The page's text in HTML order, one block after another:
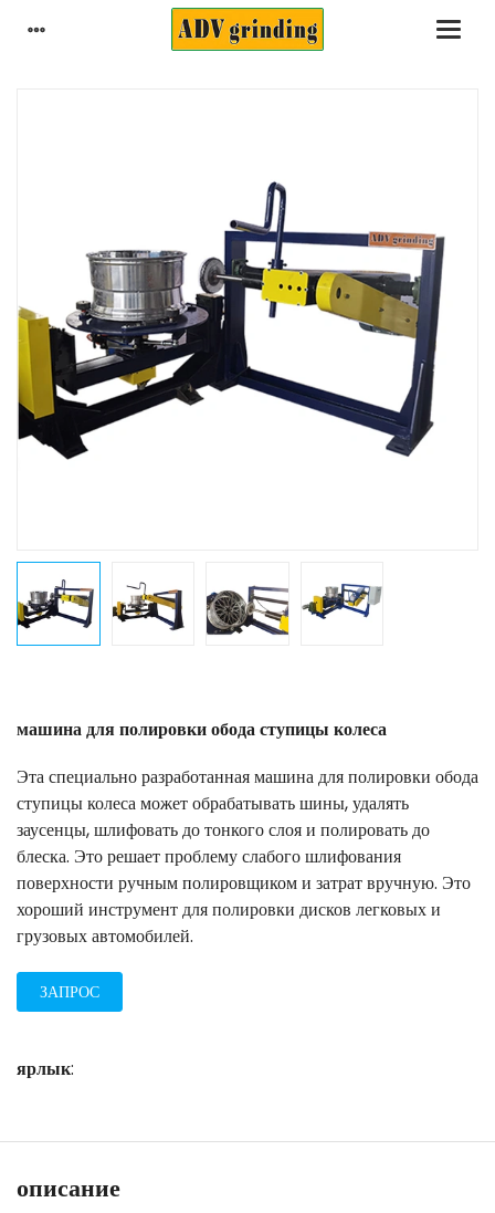
машина для полировки обода ступицы колеса
Эта специально разработанная машина для полировки обода
ступицы колеса может обрабатывать шины, удалять
заусенцы, шлифовать до тонкого слоя и полировать до
блеска. Это решает проблему слабого шлифования
поверхности ручным полировщиком и затрат вручную. Это
хороший инструмент для полировки дисков легковых и
грузовых автомобилей.
ЗАПРОС
ярлык:
описание